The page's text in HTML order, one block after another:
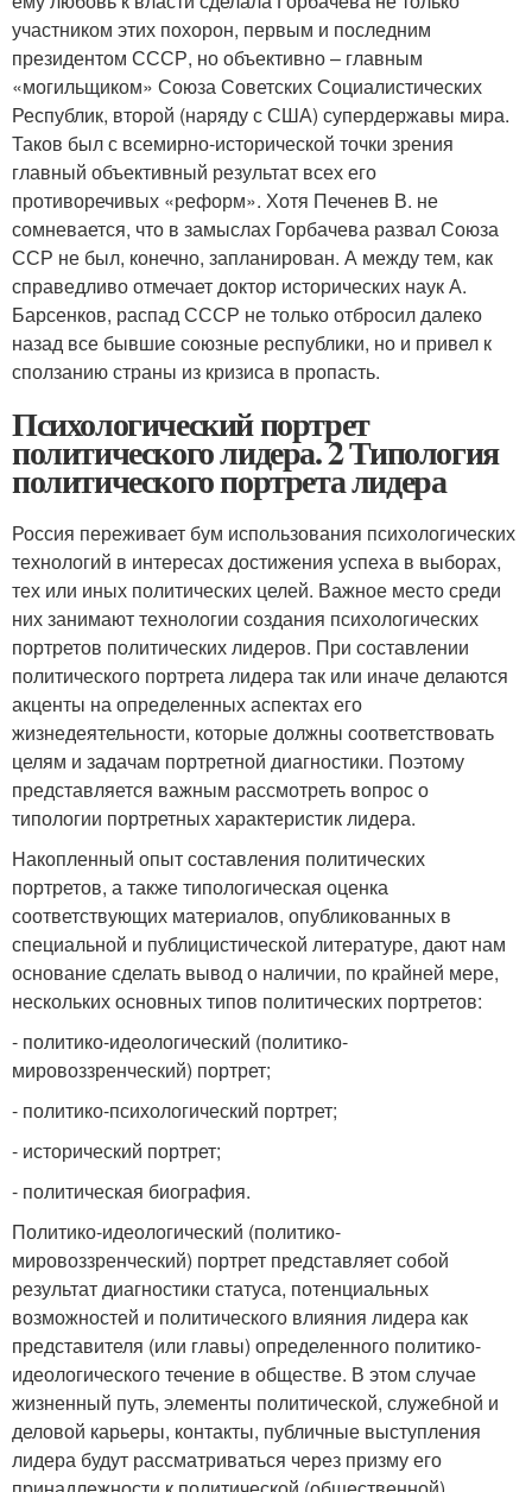
участником этих похорон, первым и последним
президентом СССР, но объективно – главным
«могильщиком» Союза Советских Социалистических
Республик, второй (наряду с США) супердержавы мира.
Таков был с всемирно-исторической точки зрения
главный объективный результат всех его
противоречивых «реформ». Хотя Печенев В. не
сомневается, что в замыслах Горбачева развал Союза
ССР не был, конечно, запланирован. А между тем, как
справедливо отмечает доктор исторических наук А.
Барсенков, распад СССР не только отбросил далеко
назад все бывшие союзные республики, но и привел к
сползанию страны из кризиса в пропасть.
Психологический портрет
политического лидера. 2 Типология
политического портрета лидера
Россия переживает бум использования психологических
технологий в интересах достижения успеха в выборах,
тех или иных политических целей. Важное место среди
них занимают технологии создания психологических
портретов политических лидеров. При составлении
политического портрета лидера так или иначе делаются
акценты на определенных аспектах его
жизнедеятельности, которые должны соответствовать
целям и задачам портретной диагностики. Поэтому
представляется важным рассмотреть вопрос о
типологии портретных характеристик лидера.
Накопленный опыт составления политических
портретов, а также типологическая оценка
соответствующих материалов, опубликованных в
специальной и публицистической литературе, дают нам
основание сделать вывод о наличии, по крайней мере,
нескольких основных типов политических портретов:
- политико-идеологический (политико-
мировоззренческий) портрет;
- политико-психологический портрет;
- исторический портрет;
- политическая биография.
Политико-идеологический (политико-
мировоззренческий) портрет представляет собой
результат диагностики статуса, потенциальных
возможностей и политического влияния лидера как
представителя (или главы) определенного политико-
идеологического течение в обществе. В этом случае
жизненный путь, элементы политической, служебной и
деловой карьеры, контакты, публичные выступления
лидера будут рассматриваться через призму его